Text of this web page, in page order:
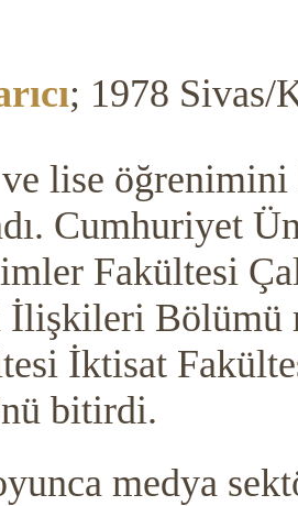
; 1978 Sivas/
lise öğrenimini
Cumhuriyet
Fakültesi
İlişkileri Bölümü
İktisat
bitirdi.
medya